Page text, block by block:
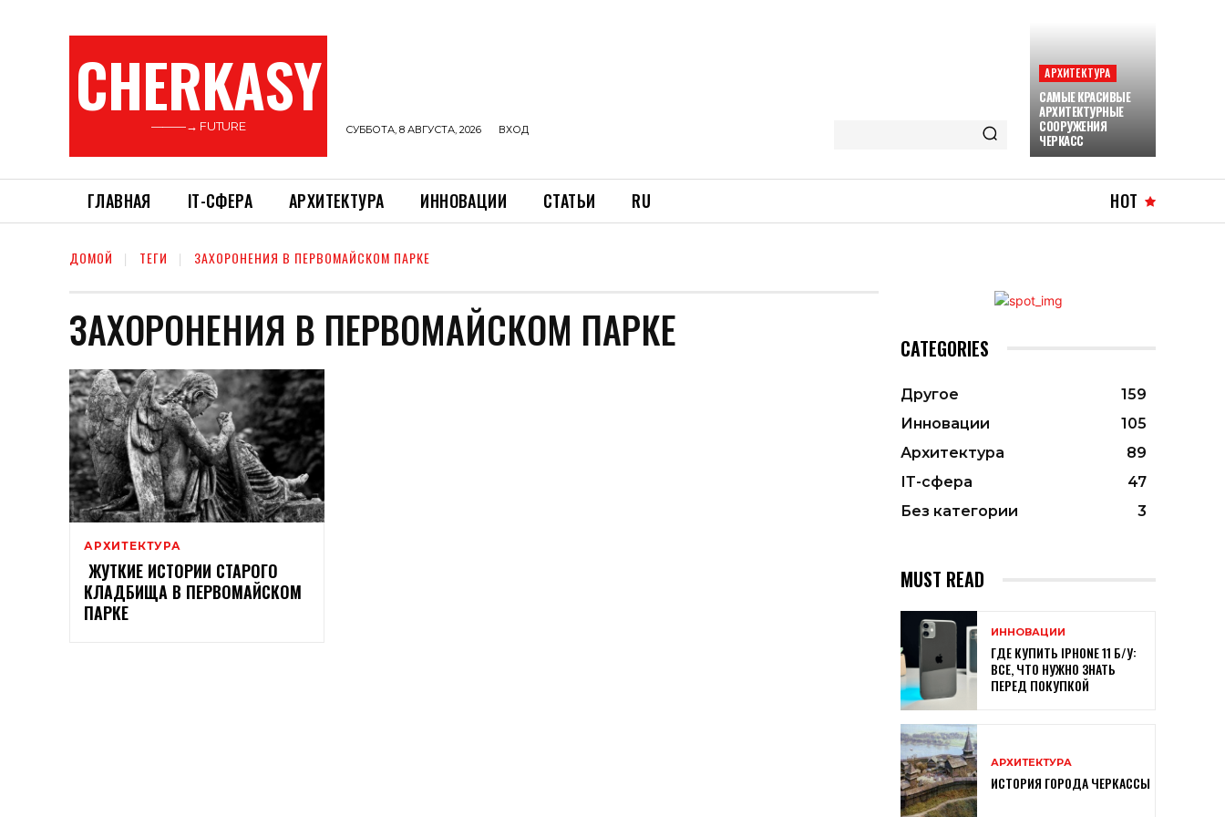
CHERKASY
———→ FUTURE СУББОТА, 8 АВГУСТА, 2026 ВХОД
АРХИТЕКТУРА
САМЫЕ КРАСИВЫЕ
АРХИТЕКТУРНЫЕ
СООРУЖЕНИЯ
ЧЕРКАСС
ГЛАВНАЯ ІТ-СФЕРА АРХИТЕКТУРА ИННОВАЦИИ СТАТЬИ RU HOT
ДОМОЙ ТЕГИ ЗАХОРОНЕНИЯ В ПЕРВОМАЙСКОМ ПАРКЕ
ЗАХОРОНЕНИЯ В ПЕРВОМАЙСКОМ ПАРКЕ
АРХИТЕКТУРА
ЖУТКИЕ ИСТОРИИ СТАРОГО
КЛАДБИЩА В ПЕРВОМАЙСКОМ
ПАРКЕ
CATEGORIES
Другое
159
Инновации
105
Архитектура
89
ІТ-сфера
47
Без категории
3
MUST READ
ИННОВАЦИИ
ГДЕ КУПИТЬ IPHONE 11 Б/У:
ВСЕ, ЧТО НУЖНО ЗНАТЬ
ПЕРЕД ПОКУПКОЙ
АРХИТЕКТУРА
ИСТОРИЯ ГОРОДА ЧЕРКАССЫ